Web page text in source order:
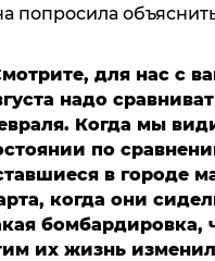
попросила
для нас с
надо
Когда мы
по
в городе
когда они
бомбардировка,
их жизнь